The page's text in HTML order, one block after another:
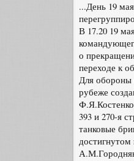
...День 19
В 17.20 19
о
переходе к
Для обороны
рубеже
393 и 270-я
танковые